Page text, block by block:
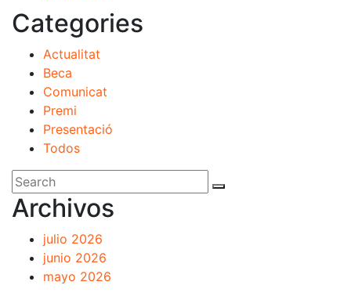
Categories
Actualitat
Beca
Comunicat
Premi
Presentació
Todos
Archivos
julio 2026
junio 2026
mayo 2026